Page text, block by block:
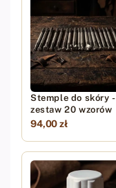
Stemple do skóry -
zestaw 20 wzorów
94,00 zł